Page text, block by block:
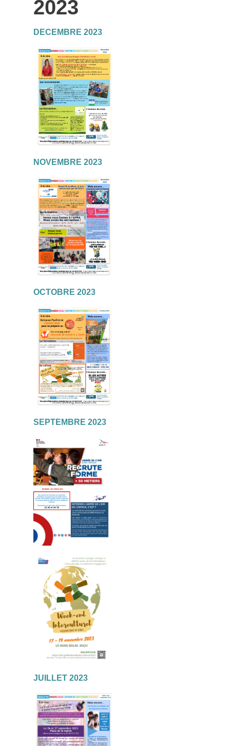
2023
DECEMBRE 2023
NOVEMBRE 2023
OCTOBRE 2023
SEPTEMBRE 2023
JUILLET 2023